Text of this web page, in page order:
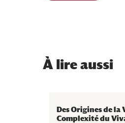
À lire aussi
Des Origines de la
Complexité du